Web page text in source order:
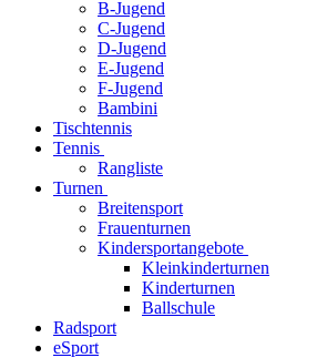
B-Jugend
C-Jugend
D-Jugend
E-Jugend
F-Jugend
Bambini
Tischtennis
Tennis
Rangliste
Turnen
Breitensport
Frauenturnen
Kindersportangebote
Kleinkinderturnen
Kinderturnen
Ballschule
Radsport
eSport